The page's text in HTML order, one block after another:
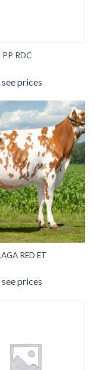
PP RDC
prices
RED ET
prices